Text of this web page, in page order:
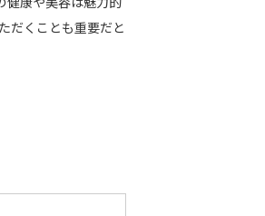
だくことも重要だと